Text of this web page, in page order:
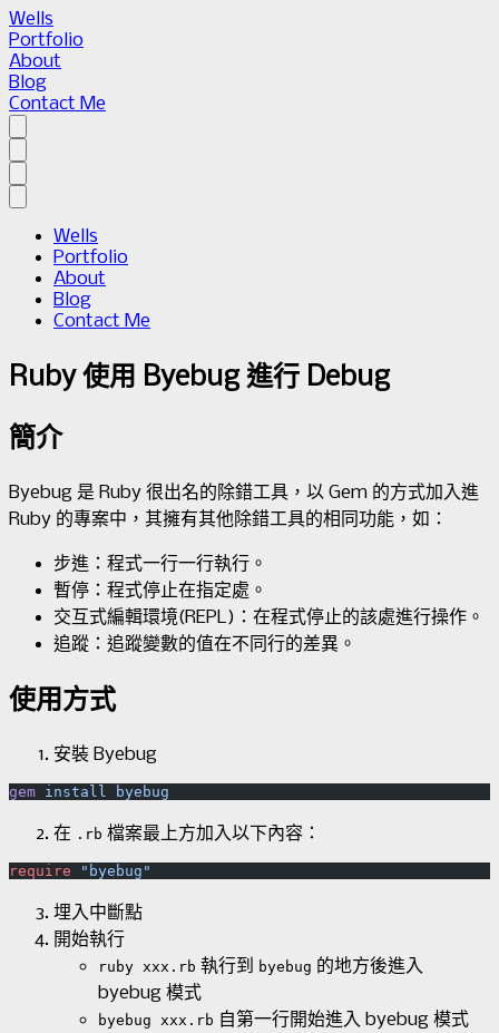
Wells
Portfolio
About
Blog
Contact Me
Wells
Portfolio
About
Blog
Contact Me
Ruby 使用 Byebug 進行 Debug
簡介
Byebug 是 Ruby 很出名的除錯工具，以 Gem 的方式加入進
Ruby 的專案中，其擁有其他除錯工具的相同功能，如：
步進：程式一行一行執行。
暫停：程式停止在指定處。
交互式編輯環境(REPL)：在程式停止的該處進行操作。
追蹤：追蹤變數的值在不同行的差異。
使用方式
安裝 Byebug
gem install
在 .rb 檔案最上方加入以下內容：
require "byebug"
埋入中斷點
開始執行
ruby xxx.rb 執行到 byebug 的地方後進入
byebug 模式
byebug xxx.rb 自第一行開始進入 byebug 模式